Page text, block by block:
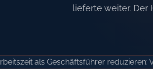
lieferte weiter.